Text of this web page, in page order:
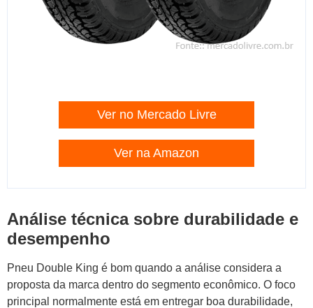
Ver no Mercado Livre
Ver na Amazon
Análise técnica sobre durabilidade e
desempenho
Pneu Double King é bom quando a análise considera a
proposta da marca dentro do segmento econômico. O foco
principal normalmente está em entregar boa durabilidade,